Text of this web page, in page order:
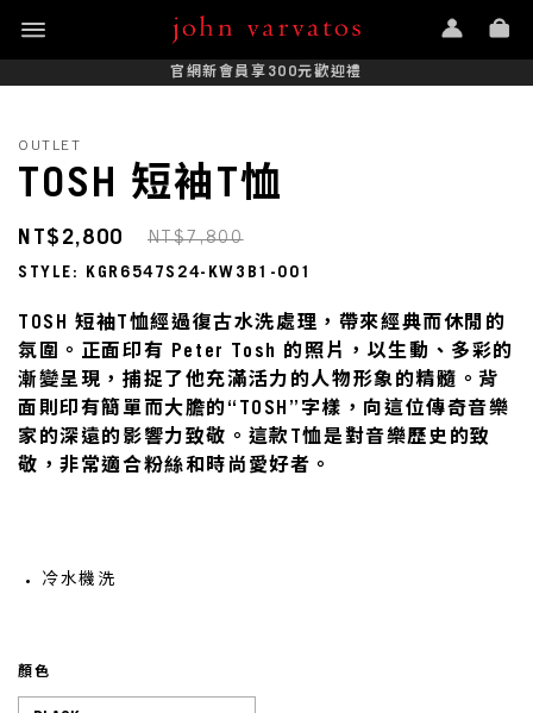
官網新會員享300元歡迎禮
OUTLET
TOSH 短袖T恤
STYLE: KGR6547S24-KW3B1-001
TOSH 短袖T恤經過復古水洗處理，帶來經典而休閒的
氛圍。正面印有 Peter Tosh 的照片，以生動、多彩的
漸變呈現，捕捉了他充滿活力的人物形象的精髓。背
面則印有簡單而大膽的“TOSH”字樣，向這位傳奇音樂
家的深遠的影響力致敬。這款T恤是對音樂歷史的致
敬，非常適合粉絲和時尚愛好者。
冷水機洗
NT$2,800 NT$7,800
顏色